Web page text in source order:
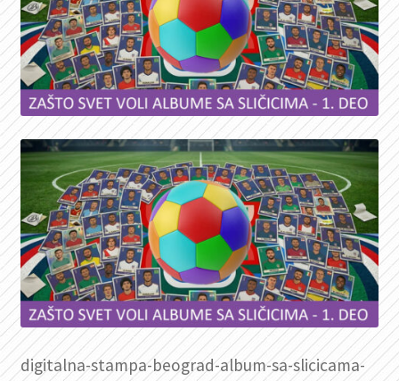
digitalna-stampa-beograd-album-sa-slicicama-